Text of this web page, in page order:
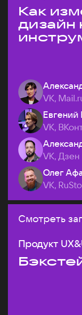
Как
дизайн
VK,
Евгений
VK,
VK, Дзен
Олег
VK,
Смотреть
Продукт